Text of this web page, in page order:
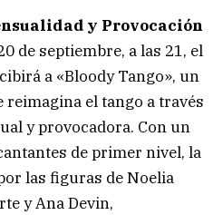
y Provocación
de septiembre, a las 21, el
a «Bloody Tango», un
reimagina el tango a través
y provocadora. Con un
de primer nivel, la
las figuras de Noelia
y Ana Devin,